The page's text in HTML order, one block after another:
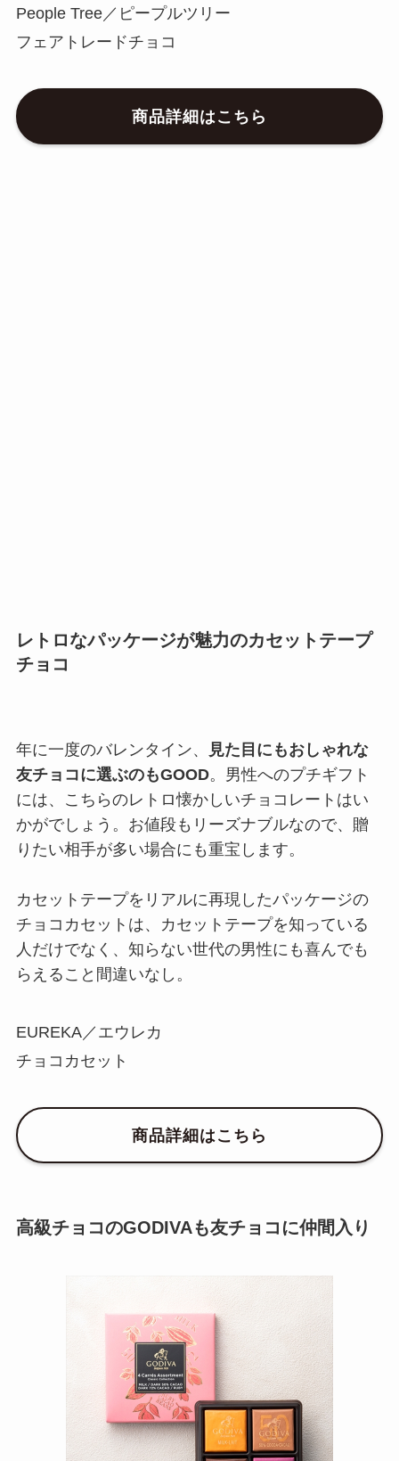
People Tree／ピープルツリー
フェアトレードチョコ
商品詳細はこちら
レトロなパッケージが魅力のカセットテープ
チョコ
年に一度のバレンタイン、
見た目にもおしゃれな
友チョコに選ぶのもGOOD。男性へのプチギフト
には、こちらのレトロ懐かしいチョコレートはい
かがでしょう。お値段もリーズナブルなので、贈
りたい相手が多い場合にも重宝します。
カセットテープをリアルに再現したパッケージの
チョコカセットは、カセットテープを知っている
人だけでなく、知らない世代の男性にも喜んでも
らえること間違いなし。
EUREKA／エウレカ
チョコカセット
商品詳細はこちら
高級チョコのGODIVAも友チョコに仲間入り